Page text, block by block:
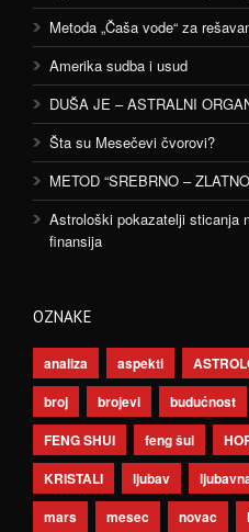
Metoda „Čaša vode“ za
Amerika sudba i usud
DUŠA JE – ASTRALNI
Šta su Mesečevi čvorovi?
METOD “SREBRNO –
Astrološki pokazatelji sticanja
finansija
OZNAKE
analiza aspekti
broj
brojevi budućnost
FENG SHUI
feng šui
KRISTALI
ljubav
mars
mesec novac